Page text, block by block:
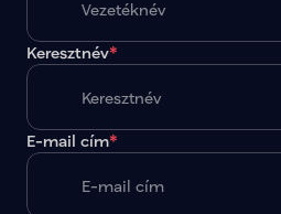
Keresztnév*
E-mail cím*